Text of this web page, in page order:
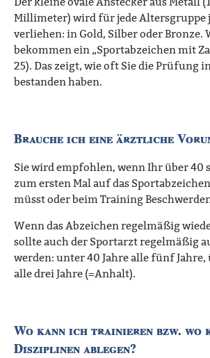
Millimeter) wird für jede Altersgruppe
verliehen: in Gold, Silber oder Bronze.
bekommen ein „Sportabzeichen mit
25). Das zeigt, wie oft Sie die Prüfung
bestanden haben.
Brauche ich eine ärztliche
Sie wird empfohlen, wenn Ihr über 40
zum ersten Mal auf das
müsst oder beim Training
Wenn das Abzeichen regelmäßig
sollte auch der Sportarzt regelmäßig
werden: unter 40 Jahre alle fünf Jahre,
alle drei Jahre (=Anhalt).
Wo kann ich trainieren bzw. wo
Disziplinen ablegen?